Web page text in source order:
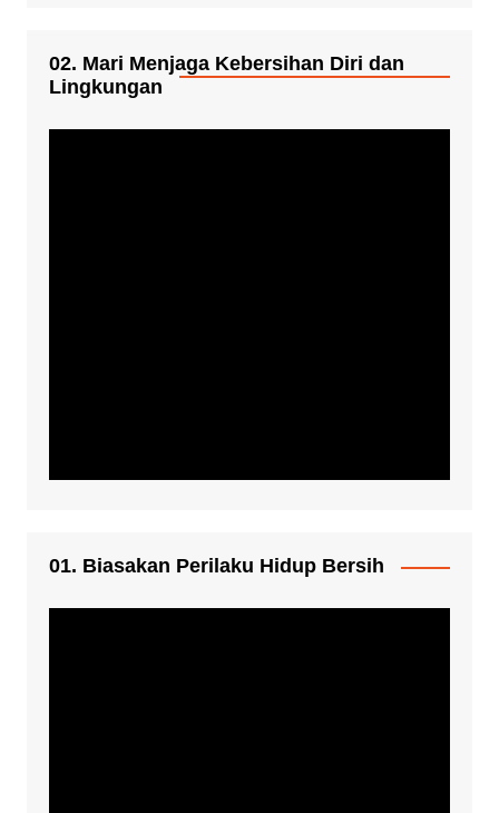
02. Mari Menjaga Kebersihan Diri dan
Lingkungan
01. Biasakan Perilaku Hidup Bersih